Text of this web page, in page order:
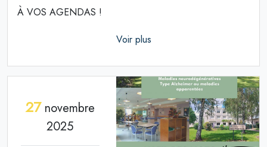
À VOS AGENDAS !
Voir plus
27novembre
2025